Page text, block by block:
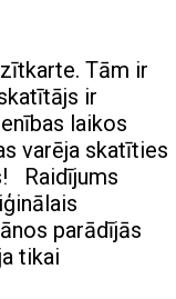
Tām ir
ir
laikos
varēja skatīties
Raidījums
parādījās
tikai